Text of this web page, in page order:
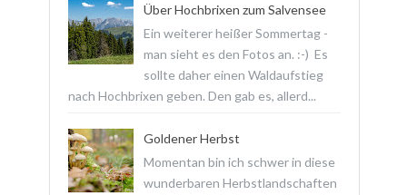
Über Hochbrixen zum Salvensee
Ein weiterer heißer Sommertag -
man sieht es den Fotos an. :-) Es
sollte daher einen Waldaufstieg
nach Hochbrixen geben. Den gab es, allerd...
Goldener Herbst
Momentan bin ich schwer in diese
wunderbaren Herbstlandschaften